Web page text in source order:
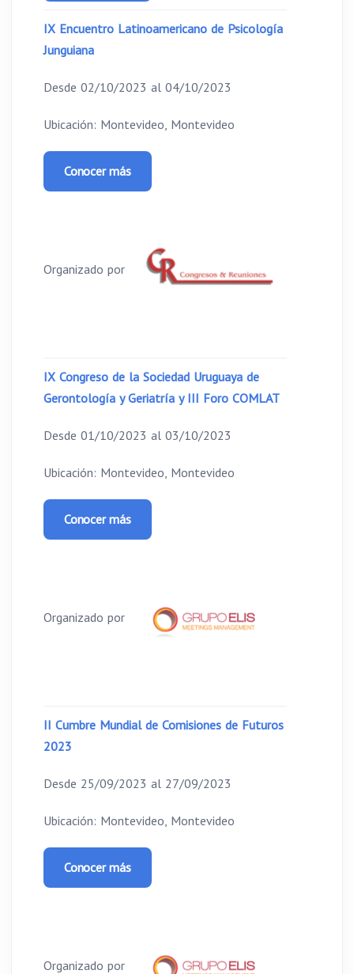
IX Encuentro Latinoamericano de Psicología
Junguiana
Desde 02/10/2023 al 04/10/2023
Ubicación: Montevideo, Montevideo
Conocer más
Organizado por
IX Congreso de la Sociedad Uruguaya de
Gerontología y Geriatría y III Foro COMLAT
Desde 01/10/2023 al 03/10/2023
Ubicación: Montevideo, Montevideo
Conocer más
Organizado por
II Cumbre Mundial de Comisiones de Futuros
2023
Desde 25/09/2023 al 27/09/2023
Ubicación: Montevideo, Montevideo
Conocer más
Organizado por